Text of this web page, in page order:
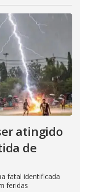
atingido
de
fatal identificada
feridas